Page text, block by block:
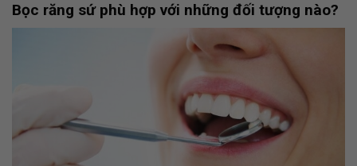
Bọc răng sứ phù hợp với những đối tượng nào?